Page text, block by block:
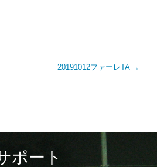
20191012ファーレTA →
ポート